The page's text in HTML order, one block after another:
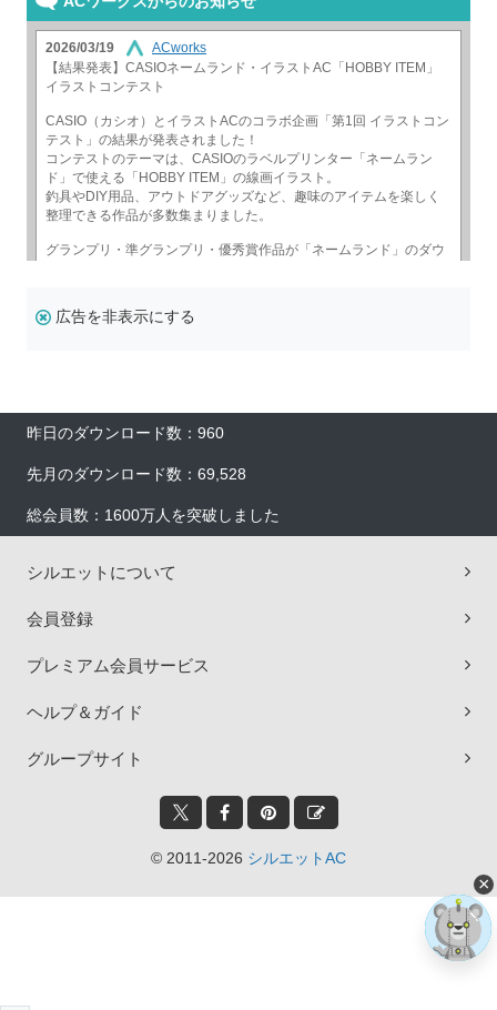
広告を非表示にする
昨日のダウンロード数：960
先月のダウンロード数：69,528
総会員数：1600万人を突破しました
シルエットについて
会員登録
プレミアム会員サービス
ヘルプ＆ガイド
グループサイト
© 2011-2026 シルエットAC
×